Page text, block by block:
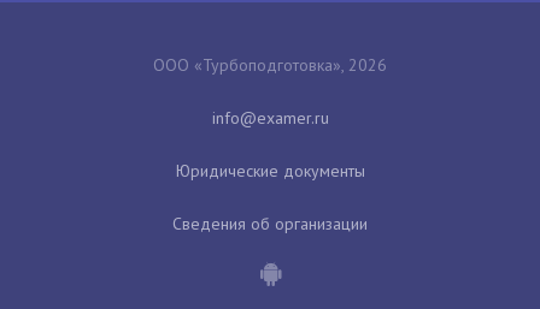
ООО «Турбоподготовка», 2026
Юридические документы
Сведения об организации